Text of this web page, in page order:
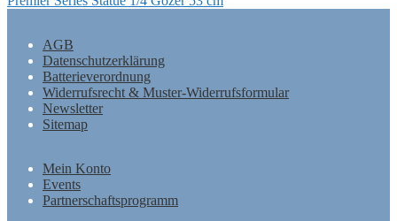
AGB
Datenschutzerklärung
Batterieverordnung
Widerrufsrecht & Muster-Widerrufsformular
Newsletter
Sitemap
Mein Konto
Events
Partnerschaftsprogramm